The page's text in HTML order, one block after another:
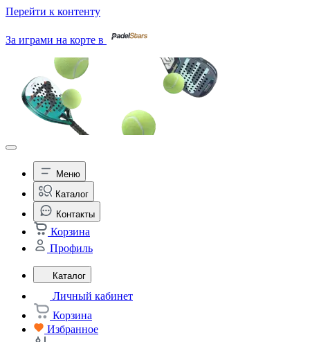
Перейти к контенту
За играми на корте в
Меню
Каталог
Контакты
Корзина
Профиль
Каталог
Личный кабинет
Корзина
Избранное